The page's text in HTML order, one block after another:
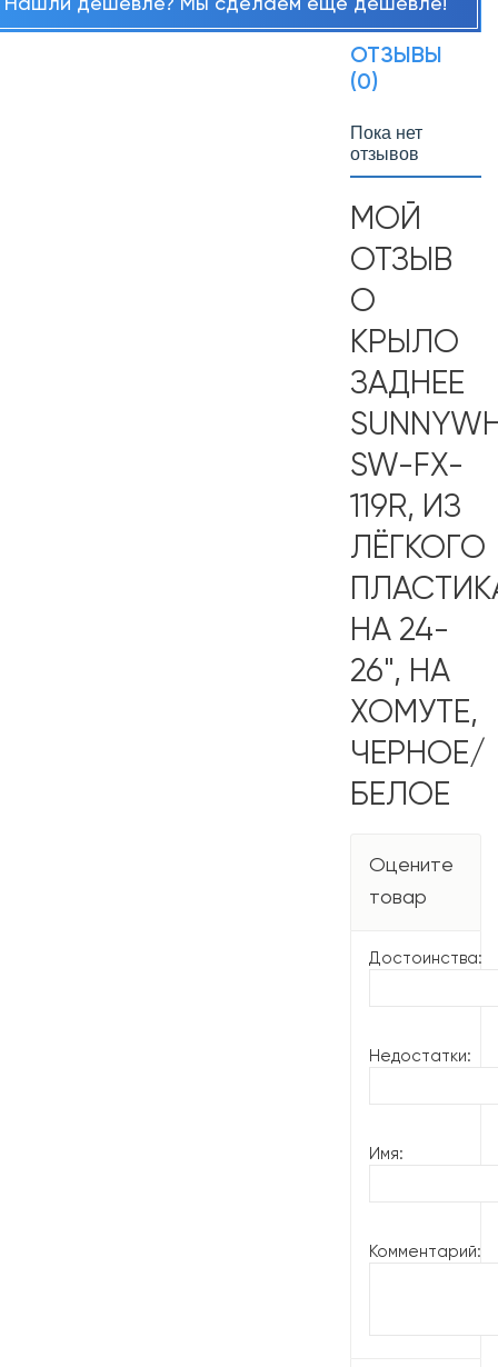
Нашли дешевле? Мы сделаем ещё дешевле!
ОТЗЫВЫ
(0)
Пока нет
отзывов
МОЙ
ОТЗЫВ
О
КРЫЛО
ЗАДНЕЕ
SW-FX-
119R, ИЗ
ЛЁГКОГО
НА 24-
26", НА
ХОМУТЕ,
ЧЕРНОЕ/
БЕЛОЕ
Оцените
товар
Достоинства:
Недостатки:
Имя:
Комментарий: